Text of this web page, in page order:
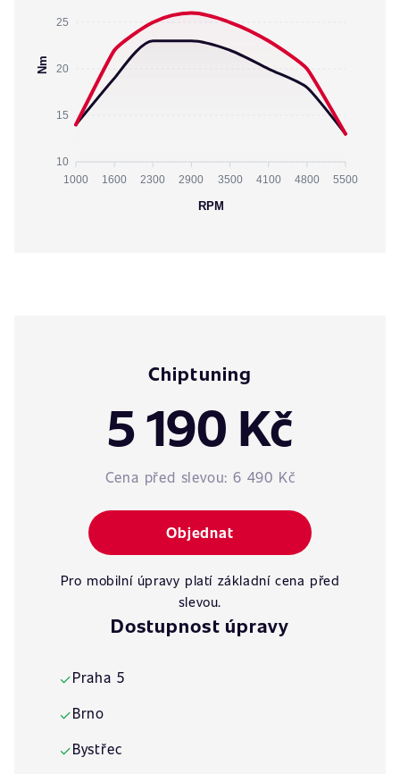
25
20
15
10
Nm
1000 1600 2300 2900 3500 4100 4800 5500
RPM
Chiptuning
5 190 Kč
Cena před slevou: 6 490 Kč
Objednat
Pro mobilní úpravy platí základní cena před
slevou.
Dostupnost úpravy
✓Praha 5
✓Brno
✓Bystřec